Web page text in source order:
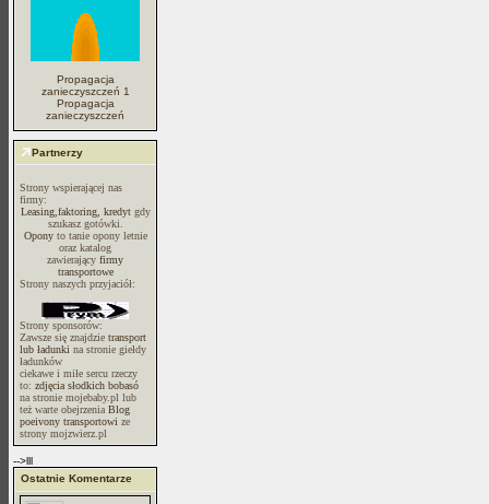
Propagacja
zanieczyszczeń 1
Propagacja
zanieczyszczeń
Partnerzy
Strony wspierającej nas
firmy:
Leasing,faktoring, kredytgdy
szukasz gotówki.
Oponyto tanie opony letnie
oraz katalog
zawierający firmy
transportowe
Strony naszych przyjaciół:
Strony sponsorów:
Zawsze się znajdzie transport
lub ładunki na stronie giełdy
ładunków
ciekawe i miłe sercu rzeczy
to: zdjęcia słodkich bobasó
na stronie mojebaby.pl lub
też warte obejrzenia Blog
poeivony transportowi ze
strony mojzwierz.pl
-->lll
Ostatnie Komentarze